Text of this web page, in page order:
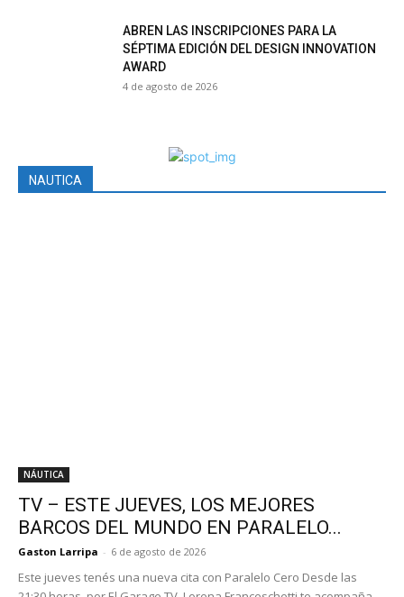
ABREN LAS INSCRIPCIONES PARA LA
SÉPTIMA EDICIÓN DEL DESIGN INNOVATION
AWARD
4 de agosto de 2026
NAUTICA
6 de agosto de 2026
EL OLYMPIC YACHT SHOW 2026 YA SUPERA
LOS 100 YATES INSCRIPTOS